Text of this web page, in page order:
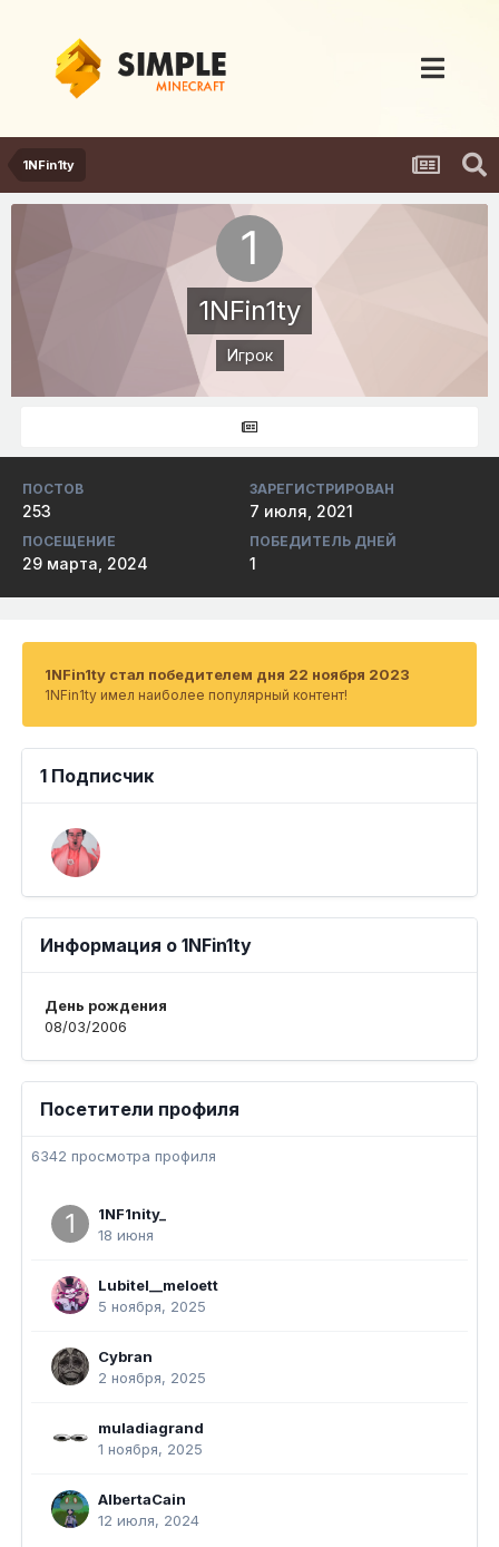
1NFin1ty
1NFin1ty
Игрок
ПОСТОВ
253
ЗАРЕГИСТРИРОВАН
7 июля, 2021
ПОСЕЩЕНИЕ
29 марта, 2024
ПОБЕДИТЕЛЬ ДНЕЙ
1
1NFin1ty стал победителем дня 22 ноября 2023
1NFin1ty имел наиболее популярный контент!
1 Подписчик
Информация о 1NFin1ty
День рождения
08/03/2006
Посетители профиля
6342 просмотра профиля
1NF1nity_
18 июня
Lubitel__meloett
5 ноября, 2025
Cybran
2 ноября, 2025
muladiagrand
1 ноября, 2025
AlbertaCain
12 июля, 2024